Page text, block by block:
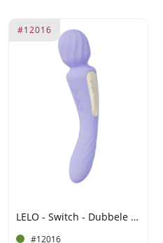
#12016
LELO - Switch - Dubbele Wandvibrator (met App-bediening) - Lila
#12016